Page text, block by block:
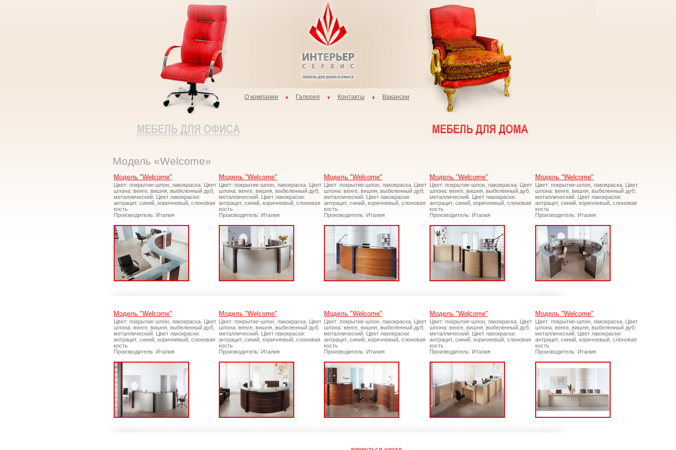
О компании Галерея Контакты Вакансии
Модель «Welcome»
Модель "Welcome"
Цвет: покрытие-шпон, лакокраска. Цвет
шпона: венге, вишня, выбеленный дуб;
металлический. Цвет лакокраски:
антрацит, синий, коричневый, слоновая
кость
Производитель: Италия
Модель "Welcome"
Цвет: покрытие-шпон, лакокраска. Цвет
шпона: венге, вишня, выбеленный дуб;
металлический. Цвет лакокраски:
антрацит, синий, коричневый, слоновая
кость
Производитель: Италия
Модель "Welcome"
Цвет: покрытие-шпон, лакокраска. Цвет
шпона: венге, вишня, выбеленный дуб;
металлический. Цвет лакокраски:
антрацит, синий, коричневый, слоновая
кость
Производитель: Италия
Модель "Welcome"
Цвет: покрытие-шпон, лакокраска. Цвет
шпона: венге, вишня, выбеленный дуб;
металлический. Цвет лакокраски:
антрацит, синий, коричневый, слоновая
кость
Производитель: Италия
Модель "Welcome"
Цвет: покрытие-шпон, лакокраска. Цвет
шпона: венге, вишня, выбеленный дуб;
металлический. Цвет лакокраски:
антрацит, синий, коричневый, слоновая
кость
Производитель: Италия
Модель "Welcome"
Цвет: покрытие-шпон, лакокраска. Цвет
шпона: венге, вишня, выбеленный дуб;
металлический. Цвет лакокраски:
антрацит, синий, коричневый, слоновая
кость
Производитель: Италия
Модель "Welcome"
Цвет: покрытие-шпон, лакокраска. Цвет
шпона: венге, вишня, выбеленный дуб;
металлический. Цвет лакокраски:
антрацит, синий, коричневый, слоновая
кость
Производитель: Италия
Модель "Welcome"
Цвет: покрытие-шпон, лакокраска. Цвет
шпона: венге, вишня, выбеленный дуб;
металлический. Цвет лакокраски:
антрацит, синий, коричневый, слоновая
кость
Производитель: Италия
Модель "Welcome"
Цвет: покрытие-шпон, лакокраска. Цвет
шпона: венге, вишня, выбеленный дуб;
металлический. Цвет лакокраски:
антрацит, синий, коричневый, слоновая
кость
Производитель: Италия
Модель "Welcome"
Цвет: покрытие-шпон, лакокраска. Цвет
шпона: венге, вишня, выбеленный дуб;
металлический. Цвет лакокраски:
антрацит, синий, коричневый, слоновая
кость
Производитель: Италия